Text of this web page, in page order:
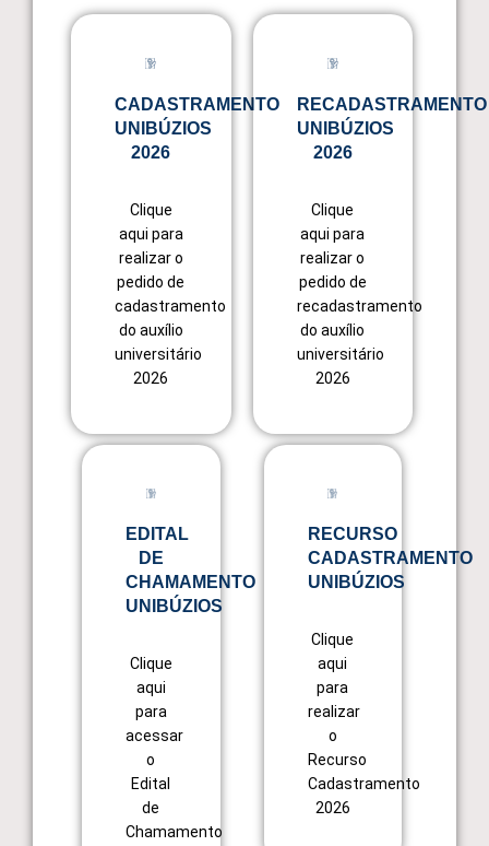
CADASTRAMENTO
UNIBÚZIOS
2026
Clique
aqui para
realizar o
pedido de
cadastramento
do auxílio
universitário
2026
EDITAL
DE
CHAMAMENTO
UNIBÚZIOS
Clique
aqui
para
acessar
o
Edital
de
Chamamento
RECADASTRAMENTO
UNIBÚZIOS
2026
Clique
aqui para
realizar o
pedido de
recadastramento
do auxílio
universitário
2026
RECURSO
CADASTRAMENTO
UNIBÚZIOS
Clique
aqui
para
realizar
o
Recurso
Cadastramento
2026